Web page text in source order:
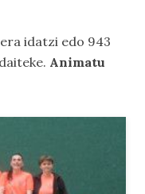
idatzi edo 943
Animatu